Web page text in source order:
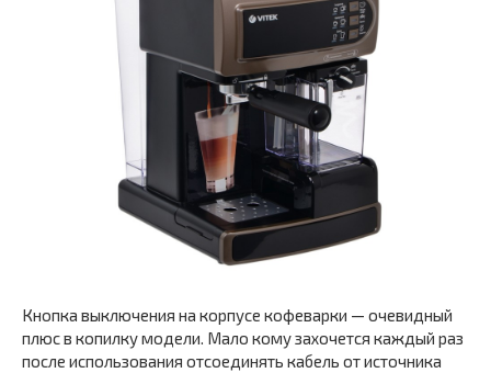
Кнопка выключения на корпусе кофеварки — очевидный
плюс в копилку модели. Мало кому захочется каждый раз
после использования отсоединять кабель от источника